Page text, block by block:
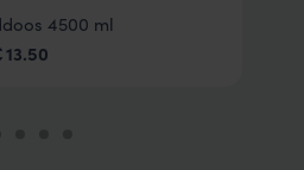
4500 ml
13.50